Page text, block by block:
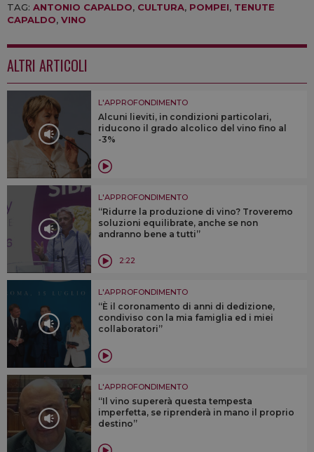
TAG: ANTONIO CAPALDO, CULTURA, POMPEI, TENUTE
CAPALDO, VINO
ALTRI ARTICOLI
L'APPROFONDIMENTO
Alcuni lieviti, in condizioni particolari,
riducono il grado alcolico del vino fino al
-3%
L'APPROFONDIMENTO
“Ridurre la produzione di vino? Troveremo
soluzioni equilibrate, anche se non
andranno bene a tutti”
2:22
L'APPROFONDIMENTO
“È il coronamento di anni di dedizione,
condiviso con la mia famiglia ed i miei
collaboratori”
L'APPROFONDIMENTO
“Il vino supererà questa tempesta
imperfetta, se riprenderà in mano il proprio
destino”